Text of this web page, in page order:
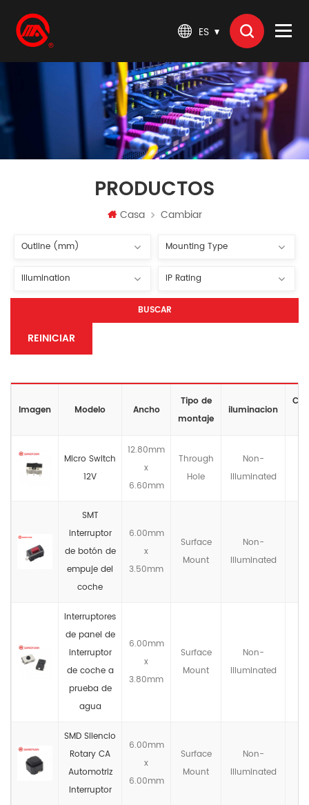
ES
PRODUCTOS
Casa Cambiar
BUSCAR
REINICIAR
Imagen Modelo Ancho
Tipo de
montaje
iluminacion
Micro Switch
12V
12.80mm
x
6.60mm
Through
Hole
Non-
llluminated
SMT
interruptor
de botón de
empuje del
coche
6.00mm
x
3.50mm
Surface
Mount
Non-
llluminated
Interruptores
de panel de
interruptor
de coche a
prueba de
agua
6.00mm
x
3.80mm
Surface
Mount
Non-
llluminated
SMD Silencio
Rotary CA
Automotriz
Interruptor
6.00mm
x
6.00mm
Surface
Mount
Non-
llluminated